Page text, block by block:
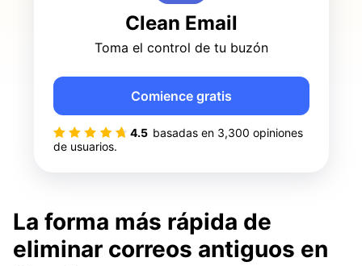
Clean Email
Toma el control de tu buzón
4.5 basadas en 3,300 opiniones
de usuarios.
Comience gratis
La forma más rápida de
eliminar correos antiguos en